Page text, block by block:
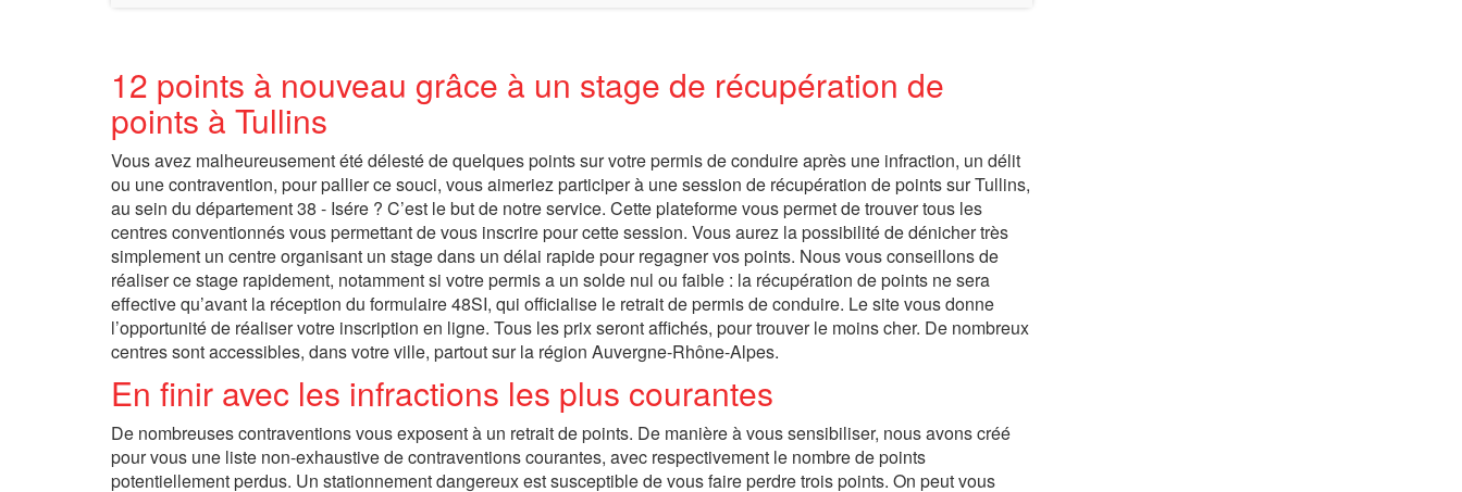
12 points à nouveau grâce à un stage de récupération de
points à Tullins
Vous avez malheureusement été délesté de quelques points sur votre permis de conduire après une infraction, un délit
ou une contravention, pour pallier ce souci, vous aimeriez participer à une session de récupération de points sur Tullins,
au sein du département 38 - Isére ? C’est le but de notre service. Cette plateforme vous permet de trouver tous les
centres conventionnés vous permettant de vous inscrire pour cette session. Vous aurez la possibilité de dénicher très
simplement un centre organisant un stage dans un délai rapide pour regagner vos points. Nous vous conseillons de
réaliser ce stage rapidement, notamment si votre permis a un solde nul ou faible : la récupération de points ne sera
effective qu’avant la réception du formulaire 48SI, qui officialise le retrait de permis de conduire. Le site vous donne
l’opportunité de réaliser votre inscription en ligne. Tous les prix seront affichés, pour trouver le moins cher. De nombreux
centres sont accessibles, dans votre ville, partout sur la région Auvergne-Rhône-Alpes.
En finir avec les infractions les plus courantes
De nombreuses contraventions vous exposent à un retrait de points. De manière à vous sensibiliser, nous avons créé
pour vous une liste non-exhaustive de contraventions courantes, avec respectivement le nombre de points
potentiellement perdus. Un stationnement dangereux est susceptible de vous faire perdre trois points. On peut vous